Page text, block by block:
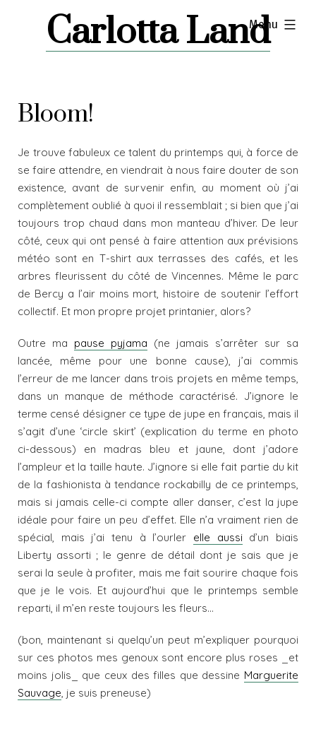
Carlotta Land
Menu
expanded
Bloom!
Je trouve fabuleux ce talent du printemps qui, à force de
se faire attendre, en viendrait à nous faire douter de son
existence, avant de survenir enfin, au moment où j’ai
complètement oublié à quoi il ressemblait ; si bien que j’ai
toujours trop chaud dans mon manteau d’hiver. De leur
côté, ceux qui ont pensé à faire attention aux prévisions
météo sont en T-shirt aux terrasses des cafés, et les
arbres fleurissent du côté de Vincennes. Même le parc
de Bercy a l’air moins mort, histoire de soutenir l’effort
collectif. Et mon propre projet printanier, alors?
Outre ma pause pyjama (ne jamais s’arrêter sur sa
lancée, même pour une bonne cause), j’ai commis
l’erreur de me lancer dans trois projets en même temps,
dans un manque de méthode caractérisé. J’ignore le
terme censé désigner ce type de jupe en français, mais il
s’agit d’une ‘circle skirt’ (explication du terme en photo
ci-dessous) en madras bleu et jaune, dont j’adore
l’ampleur et la taille haute. J’ignore si elle fait partie du kit
de la fashionista à tendance rockabilly de ce printemps,
mais si jamais celle-ci compte aller danser, c’est la jupe
idéale pour faire un peu d’effet. Elle n’a vraiment rien de
spécial, mais j’ai tenu à l’ourler elle aussid’un biais
Liberty assorti ; le genre de détail dont je sais que je
serai la seule à profiter, mais me fait sourire chaque fois
que je le vois. Et aujourd’hui que le printemps semble
reparti, il m’en reste toujours les fleurs…
(bon, maintenant si quelqu’un peut m’expliquer pourquoi
sur ces photos mes genoux sont encore plus roses _et
moins jolis_ que ceux des filles que dessine Marguerite
Sauvage, je suis preneuse)